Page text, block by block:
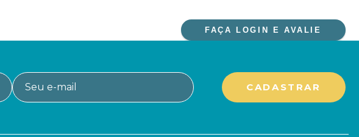
FAÇA LOGIN E AVALIE